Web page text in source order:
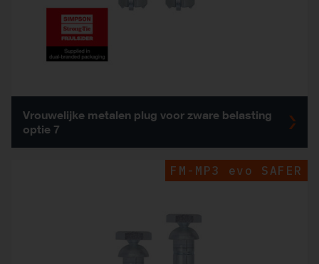
Vrouwelijke metalen plug voor zware belasting
optie 7
FM-MP3 evo SAFER